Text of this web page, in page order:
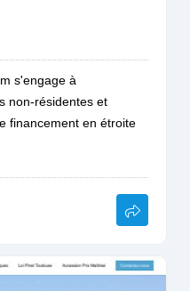
s'engage à
non-résidentes et
financement en étroite